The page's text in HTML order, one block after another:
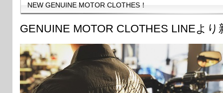
NEW GENUINE MOTOR CLOTHES！
GENUINE MOTOR CLOTHES LINEよ